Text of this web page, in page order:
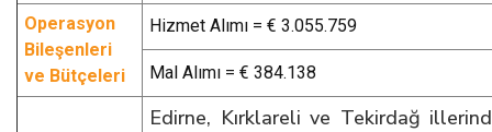
Operasyon
Bileşenleri
ve Bütçeleri
Hizmet Alımı = € 3.055.759
Mal Alımı = € 384.138
Edirne, Kırklareli ve Tekirdağ